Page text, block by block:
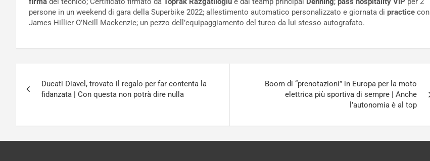
persone in un weekend di gara della Superbike 2022; allestimento automatico personalizzato e giornata di practice con
James Hillier O’Neill Mackenzie; un pezzo dell’equipaggiamento del turco da lui stesso autografato.
articoli
Ducati Diavel, trovato il regalo per far contenta la
fidanzata | Con questa non potrà dire nulla
Boom di “prenotazioni” in Europa per la moto
elettrica più sportiva di sempre | Anche
l’autonomia è al top